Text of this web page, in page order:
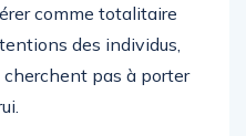
comme totalitaire
des individus,
pas à porter